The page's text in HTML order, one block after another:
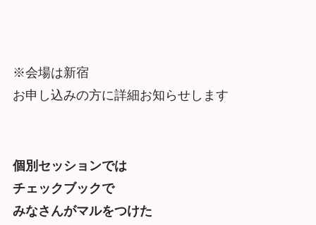
※会場は新宿
お申し込みの方に詳細お知らせします
個別セッションでは
チェックブックで
みなさんがマルをつけた